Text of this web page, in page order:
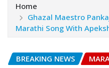
Home
Ghazal Maestro
Marathi Song With
BREAKING NEWS